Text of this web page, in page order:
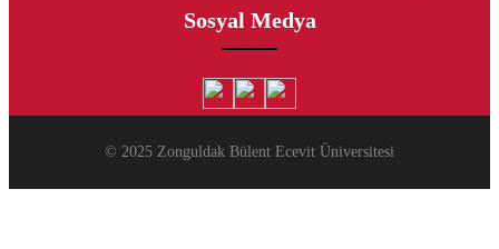
Sosyal Medya
© 2025 Zonguldak Bülent Ecevit Üniversitesi